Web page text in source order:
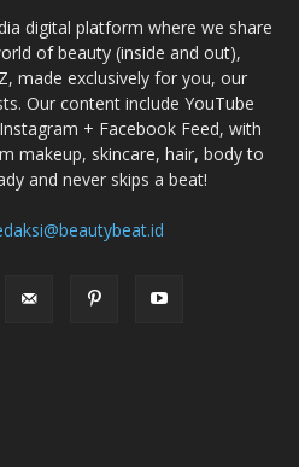
digital platform where we share
of beauty (inside and out),
made exclusively for you, our
Our content include YouTube
+ Facebook Feed, with
makeup, skincare, hair, body to
and never skips a beat!